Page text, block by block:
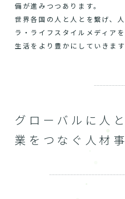
備が進みつつあります。
世界各国の人と人とを繋げ、
ラ・ライフスタイルメディア
生活をより豊かにしていきます
グローバルに人
業をつなぐ人材